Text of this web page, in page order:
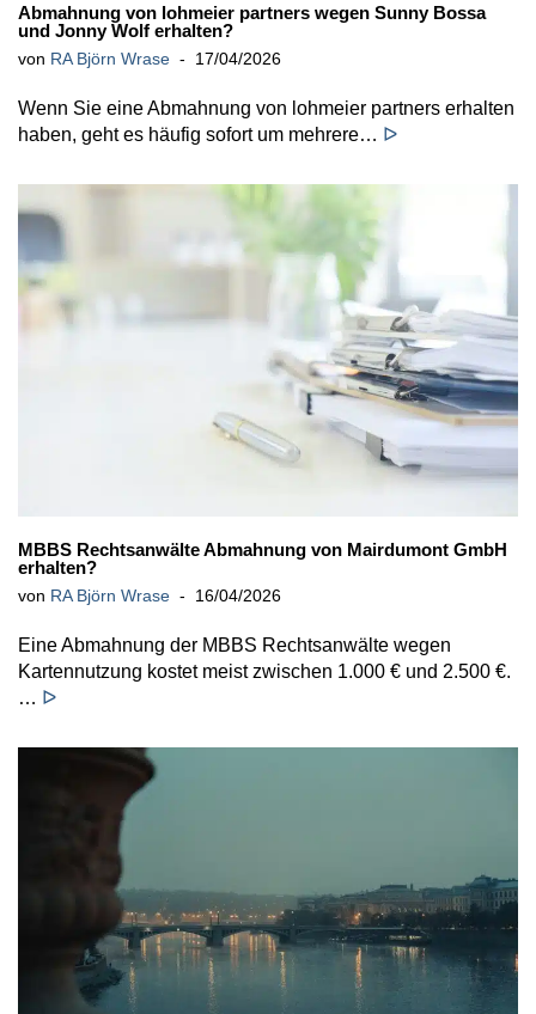
Abmahnung von lohmeier partners wegen Sunny Bossa
und Jonny Wolf erhalten?
von RA Björn Wrase 17/04/2026
Wenn Sie eine Abmahnung von lohmeier partners erhalten
haben, geht es häufig sofort um mehrere… ᐅ
MBBS Rechtsanwälte Abmahnung von Mairdumont GmbH
erhalten?
von RA Björn Wrase 16/04/2026
Eine Abmahnung der MBBS Rechtsanwälte wegen
Kartennutzung kostet meist zwischen 1.000 € und 2.500 €.
… ᐅ